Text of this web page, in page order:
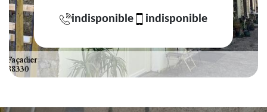
indisponible indisponible